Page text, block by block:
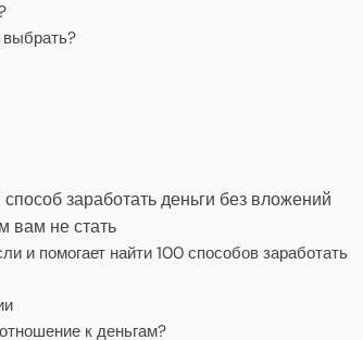
выбрать?
заработать деньги без вложений
вам не стать
и помогает найти 100 способов заработать
к деньгам?